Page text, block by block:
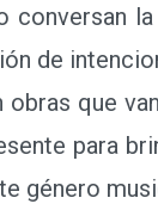
la
de
que
para
género